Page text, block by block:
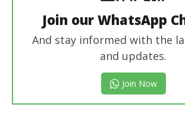
Join our WhatsApp
And stay informed with the
and updates.
Join Now